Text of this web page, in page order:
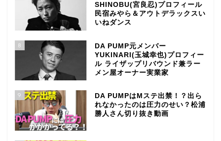
SHINOBU(宮良忍)プロフィール
民宿みやら＆アウトデラックスい
いねダンス
8
DA PUMP元メンバー
YUKINARI(玉城幸也)プロフィー
ル ライザップリバウンド兼ラー
メン屋オーナー実業家
9
DA PUMPはMステ出禁！？出ら
れなかったのは圧力のせい？松浦
勝人さん切り抜き動画